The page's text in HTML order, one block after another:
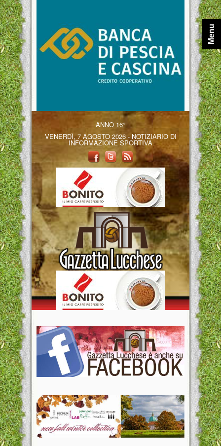
ANNO 16°
VENERDÌ, 7 AGOSTO 2026 - NOTIZIARIO DI
INFORMAZIONE SPORTIVA
Menu